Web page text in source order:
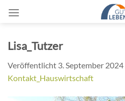
Inhalt
Lisa_Tutzer
Veröffentlicht 3. September 2024
Kontakt_Hauswirtschaft